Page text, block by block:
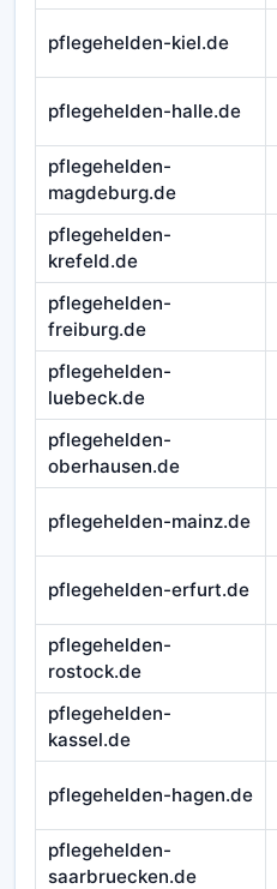
pflegehelden-kiel.de
pflegehelden-halle.de
pflegehelden-
magdeburg.de
pflegehelden-
krefeld.de
pflegehelden-
freiburg.de
pflegehelden-
luebeck.de
pflegehelden-
oberhausen.de
pflegehelden-mainz.de
pflegehelden-erfurt.de
pflegehelden-
rostock.de
pflegehelden-
kassel.de
pflegehelden-hagen.de
pflegehelden-
saarbruecken.de